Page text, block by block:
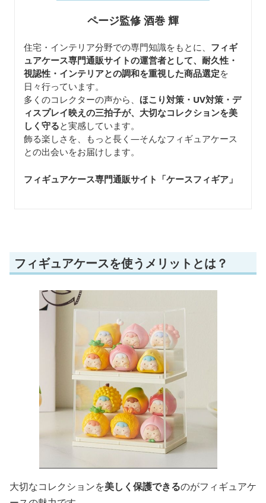
ページ監修 酒巻 輝
住宅・インテリア分野での専門知識をもとに、 フィギ
ュアケース専門通販サイトの運営者として、耐久性・
視認性・インテリアとの調和を重視した商品選定を
日々行っています。
多くのコレクターの声から、 ほこり対策・UV対策・デ
ィスプレイ映えの三拍子が、大切なコレクションを美
しく守ると実感しています。
飾る楽しさを、もっと長く—そんなフィギュアケース
との出会いをお届けします。
フィギュアケース専門通販サイト「ケースフィギア 」
フィギュアケースを使うメリットとは？
大切なコレクションを美しく保護できるのがフィギュアケ